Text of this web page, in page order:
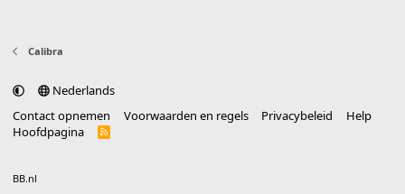
Calibra
Nederlands
Contact opnemen
Voorwaarden en regels Privacybeleid
Help
Hoofdpagina
R
BB.nl